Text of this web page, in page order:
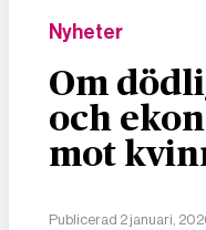
Nyheter
Om
och
mot
Publicerad 2 januari,